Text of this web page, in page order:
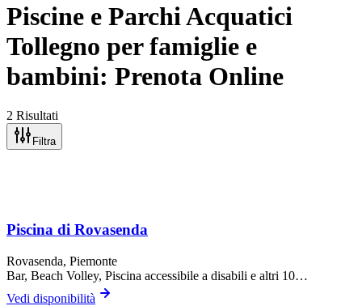
Piscine e Parchi Acquatici
Tollegno per famiglie e
bambini: Prenota Online
2 Risultati
Filtra
Piscina di Rovasenda
Rovasenda, Piemonte
Bar, Beach Volley, Piscina accessibile a disabili e altri 10…
Vedi disponibilità